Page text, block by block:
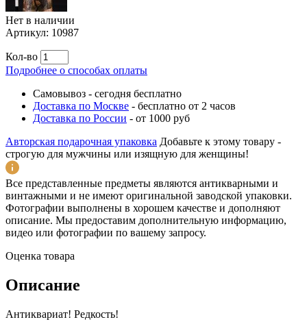
Нет в наличии
Артикул: 10987
Кол-во
Подробнее о способах оплаты
Самовывоз - сегодня бесплатно
Доставка по Москве - бесплатно от 2 часов
Доставка по России - от 1000 руб
Авторская подарочная упаковка Добавьте к этому товару -
строгую для мужчины или изящную для женщины!
Все представленные предметы являются антикварными и
винтажными и не имеют оригинальной заводской упаковки.
Фотографии выполнены в хорошем качестве и дополняют
описание. Мы предоставим дополнительную информацию,
видео или фотографии по вашему запросу.
Оценка товара
Описание
Антиквариат! Редкость!